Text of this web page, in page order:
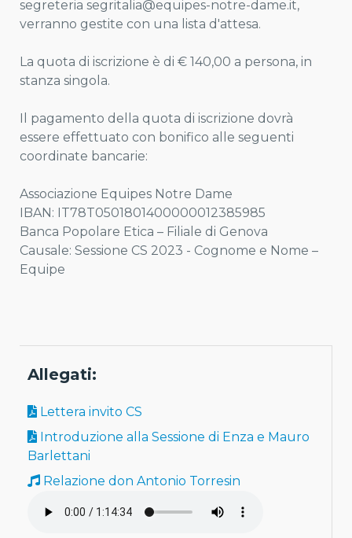
Allegati:
Lettera invito CS
Introduzione alla Sessione di Enza e Mauro
Barlettani
Relazione don Antonio Torresin
segreteria segritalia@equipes-notre-dame.it,
verranno gestite con una lista d'attesa.
La quota di iscrizione è di € 140,00 a persona, in
stanza singola.
Il pagamento della quota di iscrizione dovrà
essere effettuato con bonifico alle seguenti
coordinate bancarie:
Associazione Equipes Notre Dame
IBAN: IT78T0501801400000012385985
Banca Popolare Etica – Filiale di Genova
Causale: Sessione CS 2023 - Cognome e Nome –
Equipe